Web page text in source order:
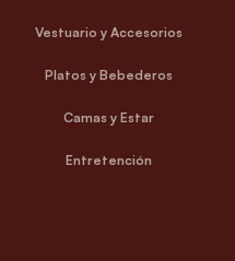
Vestuario y Accesorios
Platos y Bebederos
Camas y Estar
Entretención